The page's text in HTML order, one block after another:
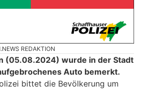
REDAKTION
(05.08.2024) wurde in der Stadt
Auto bemerkt.
bittet die Bevölkerung um